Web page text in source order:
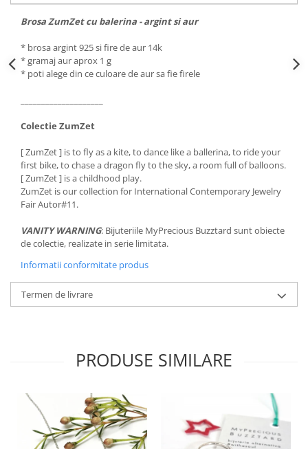
Brosa ZumZet cu balerina - argint si aur
* brosa argint 925 si fire de aur 14k
* gramaj aur aprox 1 g
* poti alege din ce culoare de aur sa fie firele
Colectie ZumZet
[ ZumZet ] is to fly as a kite, to dance like a ballerina, to ride your
first bike, to chase a dragon fly to the sky, a room full of balloons.
[ ZumZet ] is a childhood play.
ZumZet is our collection for International Contemporary Jewelry
Fair Autor#11.
VANITY WARNING: Bijuteriile MyPrecious Buzztard sunt obiecte
de colectie, realizate in serie limitata.
Informatii conformitate produs
Termen de livrare
PRODUSE SIMILARE